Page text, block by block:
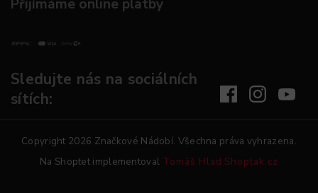
Sledujte nás na sociálních
sítích:
Copyright 2026 Značkové Nádobí. Všechna práva vyhrazena.
Na Shoptet implementoval Tomáš Hlad Shoptak.cz